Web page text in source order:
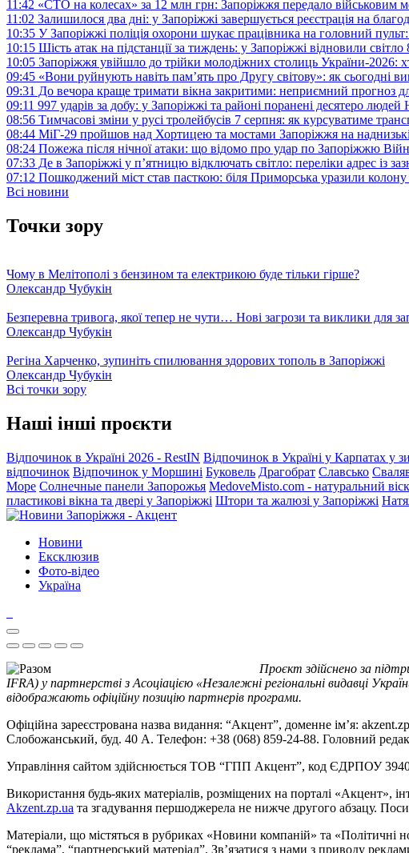
11:42 «СТО на колесах» за 12 млн грн: Запоріжжя передало
11:02 Залишилося два дні: у Запоріжжі завершується реєстрація на
10:35 У Запоріжжі поліція охорони шукає працівника на головний
10:15 Шість атак на підстанції за тиждень: у Запоріжжі відновили
10:05 Запоріжжя увійшло до трійки молодіжних столиць України-2026:
09:45 «Вони руйнують навіть пам’ять про Другу світову»: як сьогодні
09:31 До вечора краще тримати вікна закритими: неприємний прогноз
09:11 997 ударів за добу: у Запоріжжі та районі поранені десятеро людей
08:56 Тимчасові зміни у русі тролейбусів 7 серпня: як курсуватиме
08:44 МіГ-29 пройшов над Хортицею та мостами Запоріжжя на
08:24 Пожежа після нічної атаки: що відомо про удар по Запоріжжю
07:33 Де в Запоріжжі у п’ятницю відключать світло: переліки адрес із
07:12 Пошкоджений міст став пасткою: біля Приморська уразили
Всі новини
Точки зору
Чому в Мелітополі з бензином та електрикою буде тільки гірше?
Олександр Чубукін
Безперевна тривога, якої тепер не чути… Нові загрози та виклики для
Олександр Чубукін
Регіна Харченко, зупиніть спилювання здорових тополь в Запоріжжі
Олександр Чубукін
Всі точки зору
Наші інші проєкти
Відпочинок в Україні 2026 - RestIN Відпочинок в Україні у Карпатах у
відпочинок Відпочинок у Моршині Буковель Драгобрат Славсько
Море Солнечные панели Запорожья MedoveMisto.com - натуральний
пластикові вікна та двері у Запоріжжі Штори та жалюзі у Запоріжжі
Новини
Ексклюзив
Фото-відео
Україна
Проєкт здійснено за
IFRA) у партнерстві з Асоціацією «Незалежні регіональні видавці
відображають офіційну позицію партнерів програми.
Офіційна зареєстрована назва видання: “Акцент”, доменне ім’я:
Слобожанський, буд. 40 А. Телефон: +38 (068) 859-24-88. Головний
Управління сайтом здійснюється ТОВ “ГПП Акцент”, код ЄДРПОУ
Використання будь-яких матеріалів, розміщених на порталі «Акцент»,
Akzent.zp.ua та згадування першоджерела не нижче другого абзацу.
Матеріали, що містяться в рубриках «Новини компаній» та
“реклама”, “партнерський матеріал”. Зв’язатися з нами з приводу